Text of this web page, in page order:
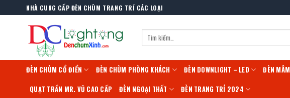
to
NHÀ CUNG CẤP ĐÈN CHÙM TRANG TRÍ CÁC LOẠI
Tìm
kiếm:
ĐÈN CHÙM CỔ ĐIỂN ĐÈN CHÙM PHÒNG KHÁCH ĐÈN DOWNLIGHT – LED ĐÈN
QUẠT TRẦN MR. VŨ CAO CẤP ĐÈN NGOẠI THẤT ĐÈN TRANG TRÍ 2024